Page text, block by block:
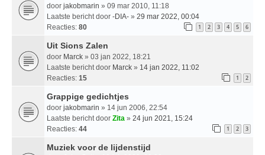
door jakobmarin » 09 mar 2010, 11:18
Laatste bericht door -DIA- » 29 mar 2022, 00:04
Reacties: 80 1 2 3 4 5 6
Uit Sions Zalen
door Marck » 03 jan 2022, 18:21
Laatste bericht door Marck » 14 jan 2022, 11:02
Reacties: 15 1 2
Grappige gedichtjes
door jakobmarin » 14 jun 2006, 22:54
Laatste bericht door Zita » 24 jun 2021, 15:24
Reacties: 44 1 2 3
Muziek voor de lijdenstijd